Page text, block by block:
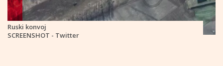
Ruski konvoj
SCREENSHOT - Twitter